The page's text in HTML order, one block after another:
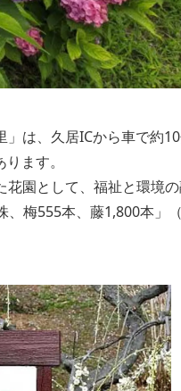
は、久居ICから車で約
ます。
園として、福祉と環境
、梅555本、藤1,800本」